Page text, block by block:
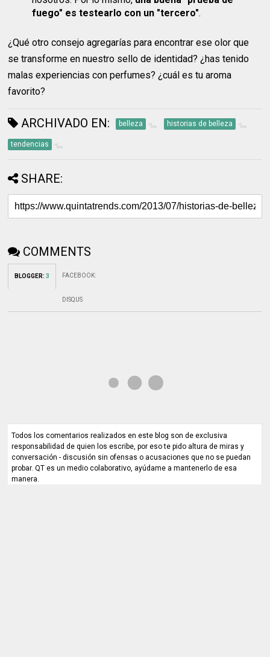
fuego" es testearlo con un "tercero".
¿Qué otro consejo agregarías para encontrar ese olor que
se transforme en nuestro sello de identidad? ¿has tenido
malas experiencias con perfumes? ¿cuál es tu aroma
favorito?
ARCHIVADO EN: belleza historias de belleza
tendencias
SHARE:
COMMENTS
BLOGGER:3 FACEBOOK:
DISQUS
Todos los comentarios realizados en este blog son de exclusiva
responsabilidad de quien los escribe, por eso te pido altura de miras y
conversación - discusión sin ofensas o acusaciones que no se puedan
probar. QT es un medio colaborativo, ayúdame a mantenerlo de esa
manera.